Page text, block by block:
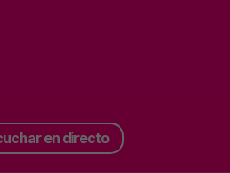
en directo